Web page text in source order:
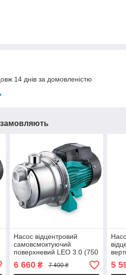
14 днів за домовленістю
Насос відцентровий
самовсмоктуючий
поверхневий LEO 3.0 (750
Вт, напор 46 м, Qmax 55
л/хв, нержавіюча сталь)
6 660₴ 7 400 ₴
л/
5